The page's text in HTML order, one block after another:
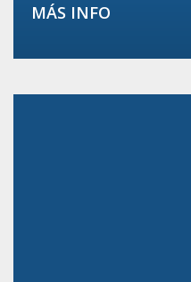
MÁS INFO